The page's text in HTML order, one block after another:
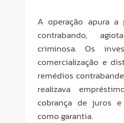
A operação apura
contrabando,
criminosa. Os
comercialização e
remédios
realizava
cobrança de juros
como garantia.